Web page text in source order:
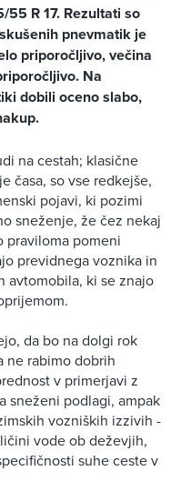
R 17. Rezultati so
pnevmatik je
priporočljivo, večina
Na
dobili oceno slabo,
na cestah; klasične
časa, so vse redkejše,
pojavi, ki pozimi
sneženje, že čez nekaj
praviloma pomeni
previdnega voznika in
avtomobila, ki se znajo
da bo na dolgi rok
ne rabimo dobrih
v primerjavi z
sneženi podlagi, ampak
vozniških izzivih -
vode ob deževjih,
suhe ceste v